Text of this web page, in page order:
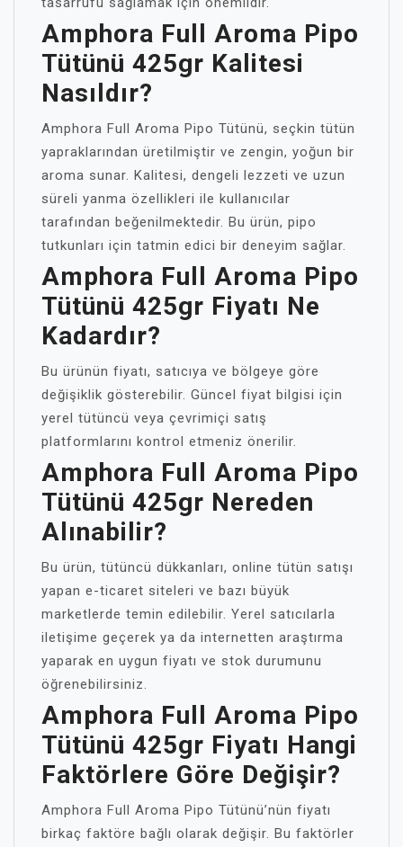
Amphora Full Aroma Pipo
Tütünü 425gr Kalitesi
Nasıldır?
Amphora Full Aroma Pipo Tütünü, seçkin tütün
yapraklarından üretilmiştir ve zengin, yoğun bir
aroma sunar. Kalitesi, dengeli lezzeti ve uzun
süreli yanma özellikleri ile kullanıcılar
tarafından beğenilmektedir. Bu ürün, pipo
tutkunları için tatmin edici bir deneyim sağlar.
Amphora Full Aroma Pipo
Tütünü 425gr Fiyatı Ne
Kadardır?
Bu ürünün fiyatı, satıcıya ve bölgeye göre
değişiklik gösterebilir. Güncel fiyat bilgisi için
yerel tütüncü veya çevrimiçi satış
platformlarını kontrol etmeniz önerilir.
Amphora Full Aroma Pipo
Tütünü 425gr Nereden
Alınabilir?
Bu ürün, tütüncü dükkanları, online tütün satışı
yapan e-ticaret siteleri ve bazı büyük
marketlerde temin edilebilir. Yerel satıcılarla
iletişime geçerek ya da internetten araştırma
yaparak en uygun fiyatı ve stok durumunu
öğrenebilirsiniz.
Amphora Full Aroma Pipo
Tütünü 425gr Fiyatı Hangi
Faktörlere Göre Değişir?
Amphora Full Aroma Pipo Tütünü’nün fiyatı
birkaç faktöre bağlı olarak değişir. Bu faktörler